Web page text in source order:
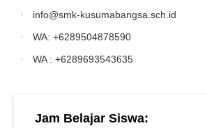
info@smk-kusumabangsa.sch.id
WA: +6289504878590
WA : +6289693543635
Jam Belajar Siswa: